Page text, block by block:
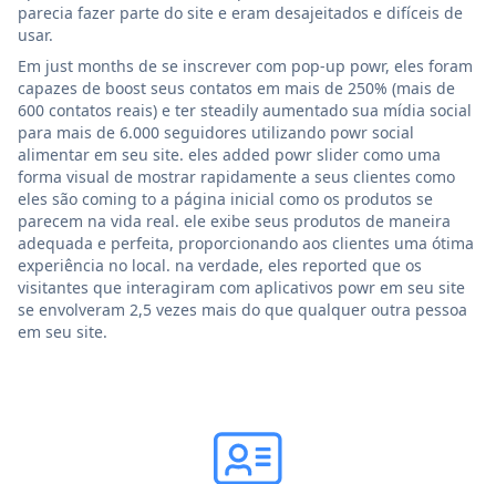
parecia fazer parte do site e eram desajeitados e difíceis de
usar.
Em just months de se inscrever com pop-up powr, eles foram
capazes de boost seus contatos em mais de 250% (mais de
600 contatos reais) e ter steadily aumentado sua mídia social
para mais de 6.000 seguidores utilizando powr social
alimentar em seu site. eles added powr slider como uma
forma visual de mostrar rapidamente a seus clientes como
eles são coming to a página inicial como os produtos se
parecem na vida real. ele exibe seus produtos de maneira
adequada e perfeita, proporcionando aos clientes uma ótima
experiência no local. na verdade, eles reported que os
visitantes que interagiram com aplicativos powr em seu site
se envolveram 2,5 vezes mais do que qualquer outra pessoa
em seu site.